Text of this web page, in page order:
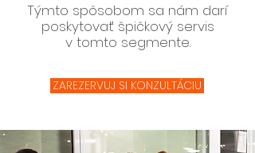
Týmto spôsobom sa nám darí
poskytovať špičkový servis
v tomto segmente.
ZAREZERVUJ SI KONZULTÁCIU